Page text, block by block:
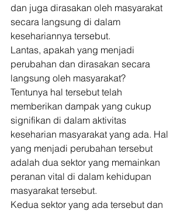
dan juga dirasakan oleh masyarakat
secara langsung di dalam
kesehariannya tersebut.
Lantas, apakah yang menjadi
perubahan dan dirasakan secara
langsung oleh masyarakat?
Tentunya hal tersebut telah
memberikan dampak yang cukup
signifikan di dalam aktivitas
keseharian masyarakat yang ada. Hal
yang menjadi perubahan tersebut
adalah dua sektor yang memainkan
peranan vital di dalam kehidupan
masyarakat tersebut.
Kedua sektor yang ada tersebut dan